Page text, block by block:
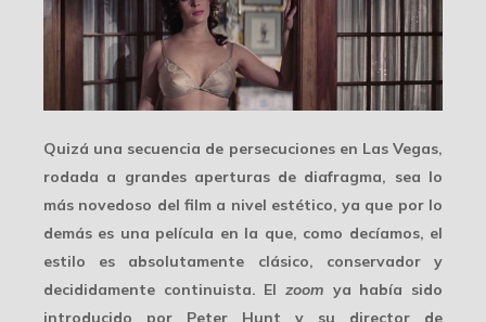
Quizá una secuencia de persecuciones en Las Vegas,
rodada a grandes aperturas de diafragma, sea lo
más novedoso del film a nivel estético, ya que por lo
demás es una película en la que, como decíamos, el
estilo es absolutamente clásico, conservador y
decididamente continuista. El zoom ya había sido
introducido por Peter Hunt y su director de